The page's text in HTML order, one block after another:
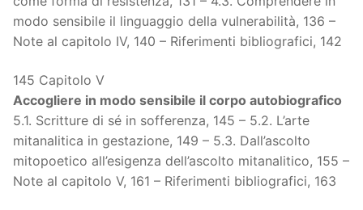
modo sensibile il linguaggio della vulnerabilità, 136 –
Note al capitolo IV, 140 – Riferimenti bibliografici, 142
145 Capitolo V
Accogliere in modo sensibile il corpo autobiografico
5.1. Scritture di sé in sofferenza, 145 – 5.2. L’arte
mitanalitica in gestazione, 149 – 5.3. Dall’ascolto
mitopoetico all’esigenza dell’ascolto mitanalitico, 155 –
Note al capitolo V, 161 – Riferimenti bibliografici, 163